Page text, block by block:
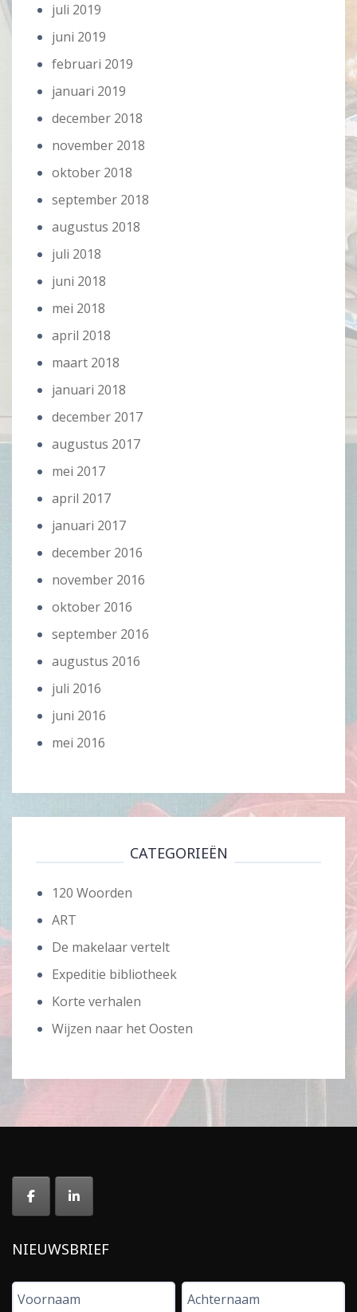
juli 2019
juni 2019
februari 2019
januari 2019
december 2018
november 2018
oktober 2018
september 2018
augustus 2018
juli 2018
juni 2018
mei 2018
april 2018
maart 2018
januari 2018
december 2017
augustus 2017
mei 2017
april 2017
januari 2017
december 2016
november 2016
oktober 2016
september 2016
augustus 2016
juli 2016
juni 2016
mei 2016
CATEGORIEËN
120 Woorden
ART
De makelaar vertelt
Expeditie bibliotheek
Korte verhalen
Wijzen naar het Oosten
NIEUWSBRIEF